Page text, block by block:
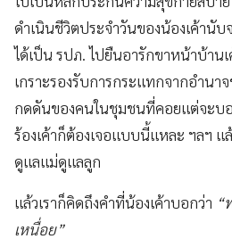
ดำเนินชีวิตประจำวันของน้องเค้านับ
ได้เป็น รปภ. ไปยืนอารักขาหน้าบ้านเ
เกราะรองรับการกระแทกจากอำนา
กดดันของคนในชุมชนที่คอยแต่จะบ
ร้องเค้าก็ต้องเจอแบบนี้แหละ ฯลฯ แ
ดูแลแม่ดูแลลูก
แล้วเราก็คิดถึงคำที่น้องเค้าบอกว่า “
เหนื่อย”